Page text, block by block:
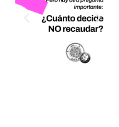
Biblioteca
Participa